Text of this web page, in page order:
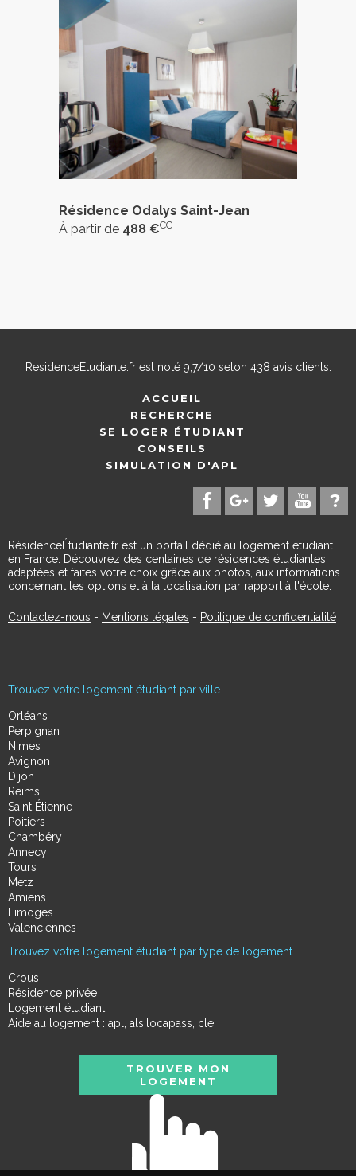
Résidence Odalys Saint-Jean
À partir de 488 €CC
ResidenceEtudiante.frest noté 9,7/10 selon 438 avis clients.
ACCUEIL
RECHERCHE
SE LOGER ÉTUDIANT
CONSEILS
SIMULATION D'APL
RésidenceÉtudiante.fr est un portail dédié au logement étudiant
en France. Découvrez des centaines de résidences étudiantes
adaptées et faites votre choix grâce aux photos, aux informations
concernant les options et à la localisation par rapport à l'école.
Contactez-nous - Mentions légales - Politique de confidentialité
Trouvez votre logement étudiant par ville
Orléans
Perpignan
Nimes
Avignon
Dijon
Reims
Saint Étienne
Poitiers
Chambéry
Annecy
Tours
Metz
Amiens
Limoges
Valenciennes
Trouvez votre logement étudiant par type de logement
Crous
Résidence privée
Logement étudiant
Aide au logement : apl, als,locapass, cle
TROUVER MON
LOGEMENT